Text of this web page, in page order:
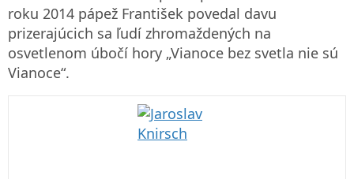
roku 2014 pápež František povedal davu
prizerajúcich sa ľudí zhromaždených na
osvetlenom úbočí hory „Vianoce bez svetla nie sú
Vianoce“.